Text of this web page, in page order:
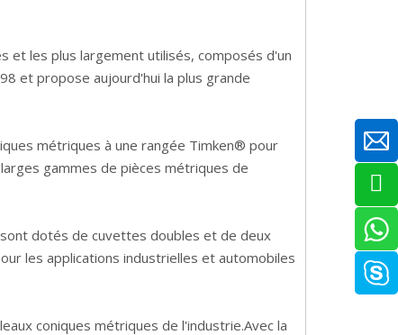
et les plus largement utilisés, composés d'un
et propose aujourd'hui la plus grande
métriques à une rangée Timken® pour
gammes de pièces métriques de
dotés de cuvettes doubles et de deux
les applications industrielles et automobiles
coniques métriques de l'industrie.Avec la